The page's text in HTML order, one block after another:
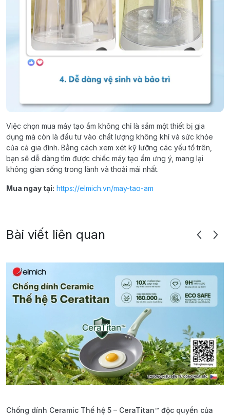
Việc chọn mua máy tạo ẩm không chỉ là sắm một thiết bị gia
dụng mà còn là đầu tư vào chất lượng không khí và sức khỏe
của cả gia đình. Bằng cách xem xét kỹ lưỡng các yếu tố trên,
bạn sẽ dễ dàng tìm được chiếc máy tạo ẩm ưng ý, mang lại
không gian sống trong lành và thoải mái nhất.
Mua ngay tại: https://elmich.vn/may-tao-am
Bài viết liên quan
Chống dính Ceramic Thế hệ 5 – CeraTitan™ độc quyền của